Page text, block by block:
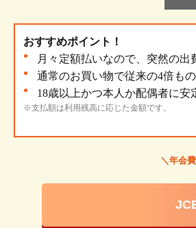
おすすめポイント！
月々定額払いなので、突然の出
通常のお買い物で従来の4倍も
18歳以上かつ本人か配偶者に
※支払額は利用残高に応じた金額です。
＼年会